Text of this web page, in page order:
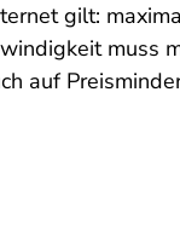
gilt:
muss
auf